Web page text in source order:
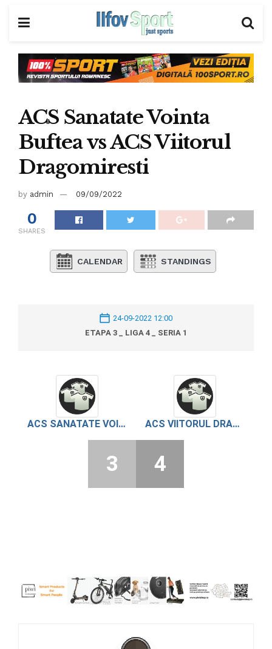
ACS Sanatate Vointa
Buftea vs ACS Viitorul
Dragomiresti
by admin 09/09/2022
0
SHARES
CALENDAR STANDINGS
24-09-2022 12:00
ETAPA 3 _ LIGA 4 _ SERIA 1
ACS SANATATE VOINTA BUFTEA ACS VIITORUL DRAGOMIRESTI
3 4